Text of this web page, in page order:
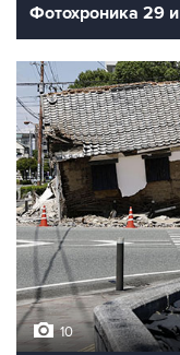
Фотохроника 29
10